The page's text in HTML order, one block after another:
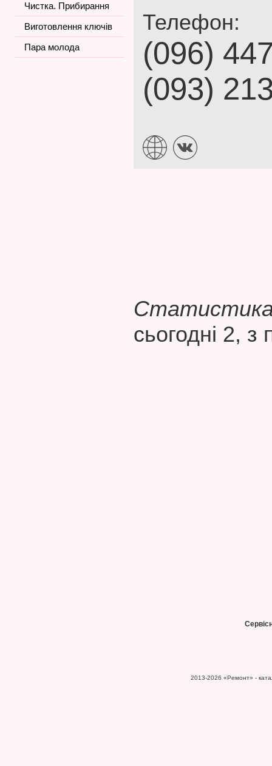
Чистка. Прибирання
Виготовлення ключів
Пара молода
Телефон:
(096)
(093)
Статистика
сьогодні 2, з
2013-2026 «Ремонт» -